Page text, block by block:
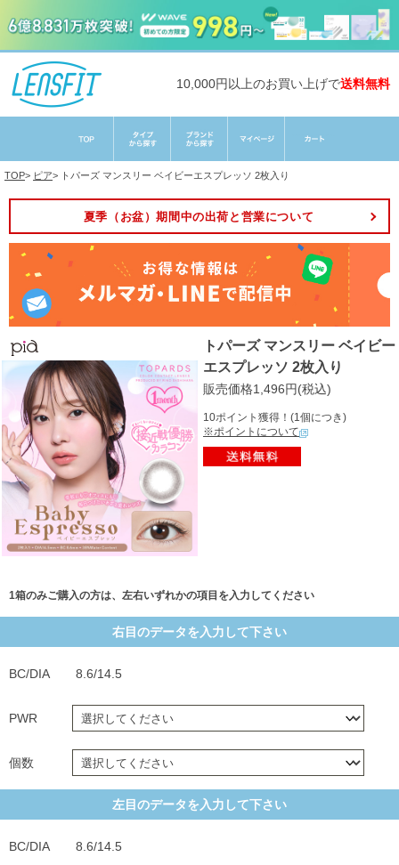
10,000円以上のお買い上げで送料無料
TOP> ピア> トパーズ マンスリー ベイビーエスプレッソ 2枚入り
夏季（お盆）期間中の出荷と営業について
トパーズ マンスリー ベイビー
エスプレッソ 2枚入り
販売価格1,496円(税込)
10ポイント獲得！(1個につき)
※ポイントについて
1箱のみご購入の方は、左右いずれかの項目を入力してください
右目のデータを入力して下さい
BC/DIA 8.6/14.5
PWR
個数
左目のデータを入力して下さい
BC/DIA 8.6/14.5